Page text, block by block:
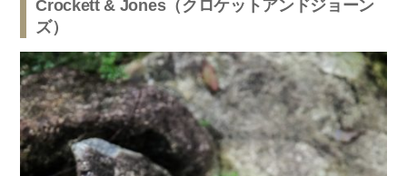
Crockett & Jones（クロケットアンドジョーン
ズ）